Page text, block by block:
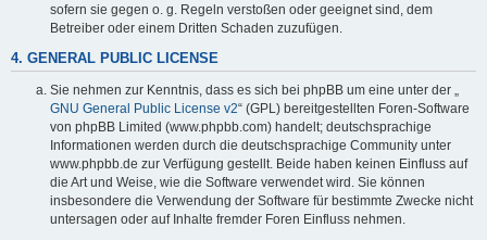
sofern sie gegen o. g. Regeln verstoßen oder geeignet sind, dem
Betreiber oder einem Dritten Schaden zuzufügen.
4. GENERAL PUBLIC LICENSE
Sie nehmen zur Kenntnis, dass es sich bei phpBB um eine unter der „
GNU General Public License v2“ (GPL) bereitgestellten Foren-Software
von phpBB Limited (www.phpbb.com) handelt; deutschsprachige
Informationen werden durch die deutschsprachige Community unter
www.phpbb.de zur Verfügung gestellt. Beide haben keinen Einfluss auf
die Art und Weise, wie die Software verwendet wird. Sie können
insbesondere die Verwendung der Software für bestimmte Zwecke nicht
untersagen oder auf Inhalte fremder Foren Einfluss nehmen.